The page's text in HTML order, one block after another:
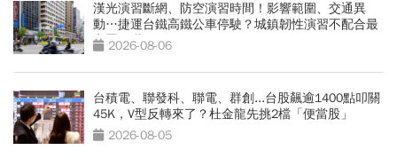
漢光演習斷網、防空演習時間！影響範圍、交通異
動…捷運台鐵高鐵公車停駛？城鎮韌性演習不配合最
高罰15萬
2026-08-06
台積電、聯發科、聯電、群創...台股飆逾1400點叩關
45K，V型反轉來了？杜金龍先挑2檔「便當股」
2026-08-05